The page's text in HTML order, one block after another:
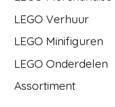
LEGO Verhuur
LEGO Minifiguren
LEGO Onderdelen
Assortiment